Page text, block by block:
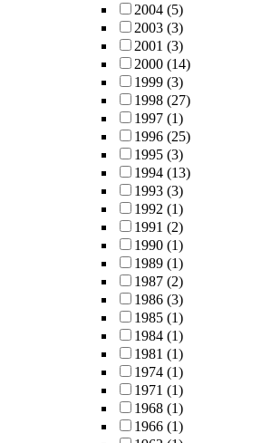
2004 (5)
2003 (3)
2001 (3)
2000 (14)
1999 (3)
1998 (27)
1997 (1)
1996 (25)
1995 (3)
1994 (13)
1993 (3)
1992 (1)
1991 (2)
1990 (1)
1989 (1)
1987 (2)
1986 (3)
1985 (1)
1984 (1)
1981 (1)
1974 (1)
1971 (1)
1968 (1)
1966 (1)